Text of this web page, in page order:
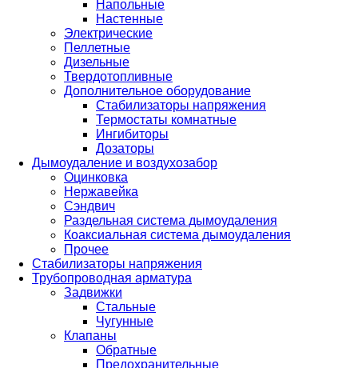
Напольные
Настенные
Электрические
Пеллетные
Дизельные
Твердотопливные
Дополнительное оборудование
Стабилизаторы напряжения
Термостаты комнатные
Ингибиторы
Дозаторы
Дымоудаление и воздухозабор
Оцинковка
Нержавейка
Сэндвич
Раздельная система дымоудаления
Коаксиальная система дымоудаления
Прочее
Стабилизаторы напряжения
Трубопроводная арматура
Задвижки
Стальные
Чугунные
Клапаны
Обратные
Предохранительные